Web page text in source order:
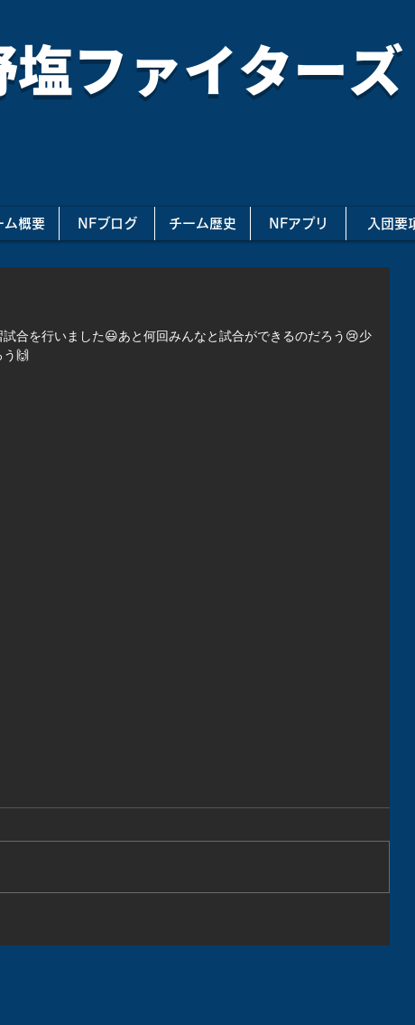
塩ファイターズ
ム概要 NFブログ チーム歴史 NFアプリ 入団要
合を行いました😃あと何回みんなと試合ができるのだろう😢少
う🙌